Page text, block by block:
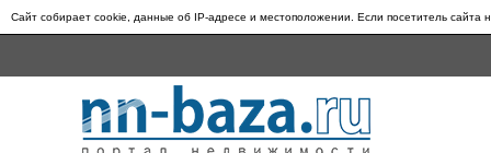
Сайт собирает cookie, данные об IP-адресе и местоположении. Если посетитель сайта